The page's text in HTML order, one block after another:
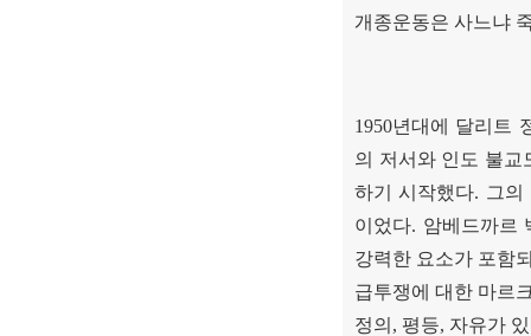
개종운동은 사느냐
1950년대에 달리트
의 저서와 인도 불교
하기 시작했다. 그의
이었다. 암베드까르
강력한 요소가 포함
급투쟁에 대한 마르
정의 , 평등, 자유가